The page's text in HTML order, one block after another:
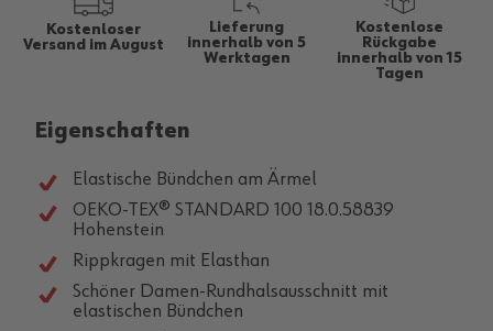
Kostenloser
Versand im August
Lieferung
innerhalb von 5
Werktagen
Kostenlose
Rückgabe
innerhalb von 15
Tagen
Eigenschaften
Elastische Bündchen am Ärmel
OEKO-TEX® STANDARD 100 18.0.58839
Hohenstein
Rippkragen mit Elasthan
Schöner Damen-Rundhalsausschnitt mit
elastischen Bündchen